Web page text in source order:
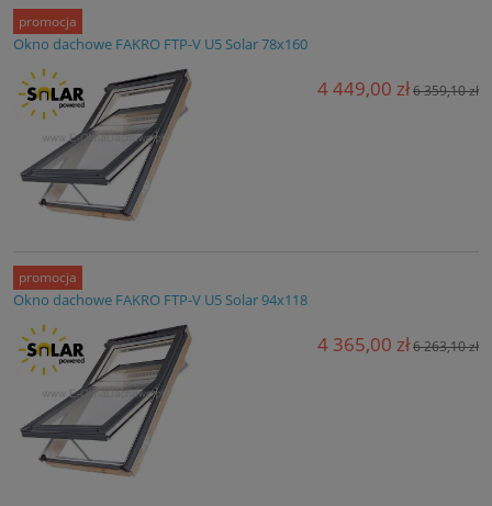
Okno dachowe FAKRO FTP-V U5 Solar 78x160
4 449,00 zł6 359,10 zł
promocja
Okno dachowe FAKRO FTP-V U5 Solar 94x118
4 365,00 zł6 263,10 zł
promocja